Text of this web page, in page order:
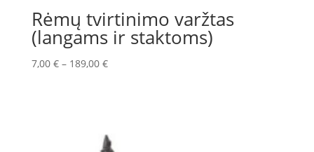
Rėmų tvirtinimo varžtas
(langams ir staktoms)
7,00 €– 189,00 €